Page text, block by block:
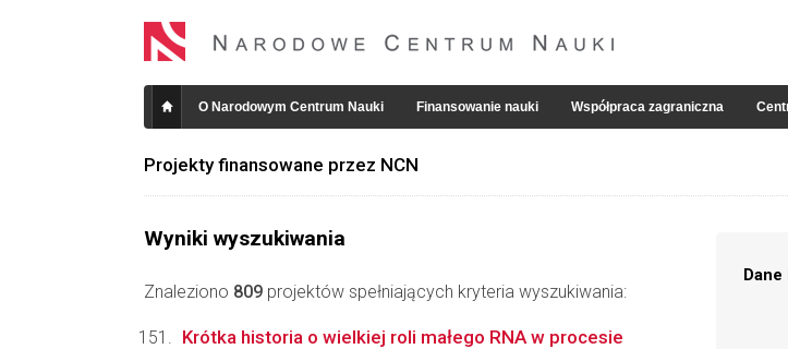
O Narodowym Centrum Nauki Finansowanie nauki Współpraca zagraniczna
Projekty finansowane przez NCN
Wyniki wyszukiwania
Znaleziono 809 projektów spełniających kryteria wyszukiwania:
Krótka historia o wielkiej roli małego RNA w procesie